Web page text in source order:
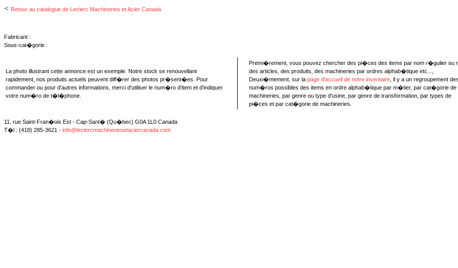
< Retour au catalogue de Leclerc Machineries et Acier Canada
Fabricant :
Sous-cat�gorie :
La photo illustrant cette annonce est un exemple. Notre stock se renouvellant
rapidement, nos produits actuels peuvent diff�rer des photos pr�sent�es. Pour
commander ou pour d'autres informations, merci d'utiliser le num�ro d'item et d'indiquer
votre num�ro de t�l�phone.
Premi�rement, vous pouvez chercher des pi�ces des items par nom r�gulier ou
des articles, des produits, des machineries par ordres alphab�tique etc...,
Deuxi�mement, sur la page d'accueil de notre inventaire , il y a un regroupement des
num�ros possibles des items en ordre alphab�tique par m�tier, par cat�gorie de
machineries, par genre ou type d'usine, par genre de transformation, par types de
pi�ces et par cat�gorie de machineries.
11, rue Saint-Fran�ois Est - Cap-Sant� (Qu�bec) G0A 1L0 Canada
T�l : (418) 285-3621 - info@leclercmachineriesetaciercanada.com